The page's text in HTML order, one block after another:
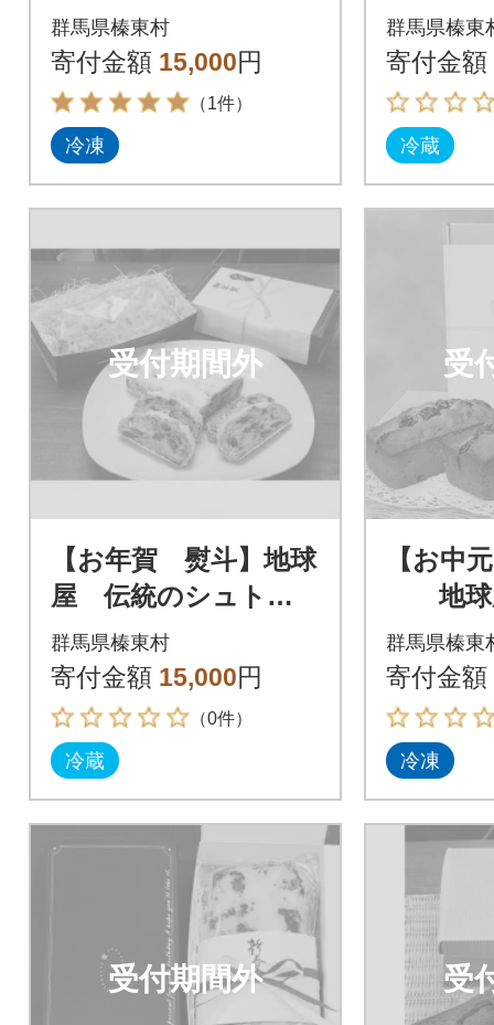
ム フルーツパウ
ンドケーキ2本セット
群馬県榛東村
寄付金額 15,000円
（1件）
冷凍
ン
群馬県榛東
寄付金額
冷蔵
受付期間外
【お年賀 熨斗】地球
屋 伝統のシュトレ
ン
群馬県榛東村
寄付金額 15,000円
（0件）
冷蔵
受
【お中
地球
ム フ
ンドケ
群馬県榛東
寄付金額
冷凍
受付期間外 受